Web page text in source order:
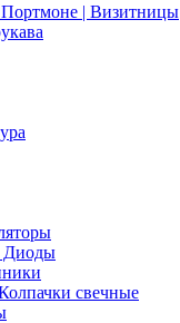
| Визитницы
Диоды
свечные